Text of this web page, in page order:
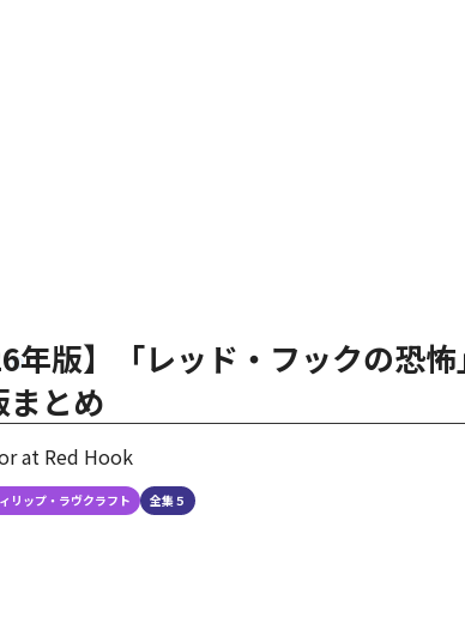
年版】「レッド・フックの恐
まとめ
at Red Hook
リップ・ラヴクラフト 全集５